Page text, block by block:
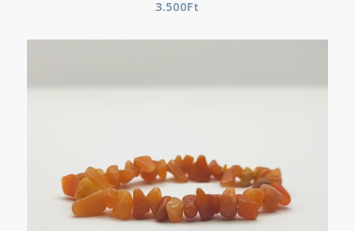
3.500Ft